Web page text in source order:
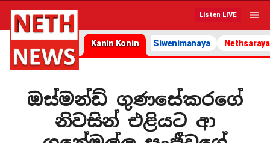
Listen LIVE
Kanin Konin Siwenimanaya Nethsaraya
ඔස්මන්ඩ් ගුණසේකරගේ
නිවසින් එළියට ආ